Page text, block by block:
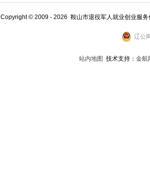
Copyright © 2009 - 2026 鞍山市退役军人就业创业服
辽公
站内地图 技术支持： 金航